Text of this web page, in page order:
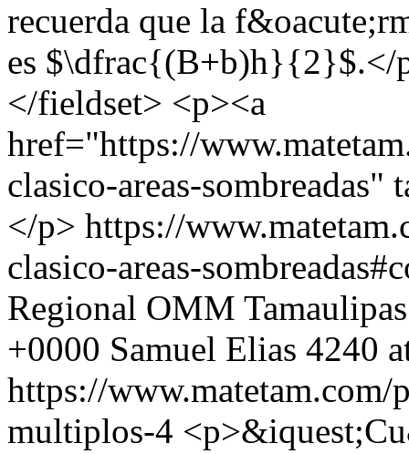
recuerda que la
es
</fieldset> <p><a
href="https://
clasico-areas-
</p> https://
clasico-areas-
Regional OMM
+0000 Samuel Elias 4240
https://www.matetam.com/
multiplos-4